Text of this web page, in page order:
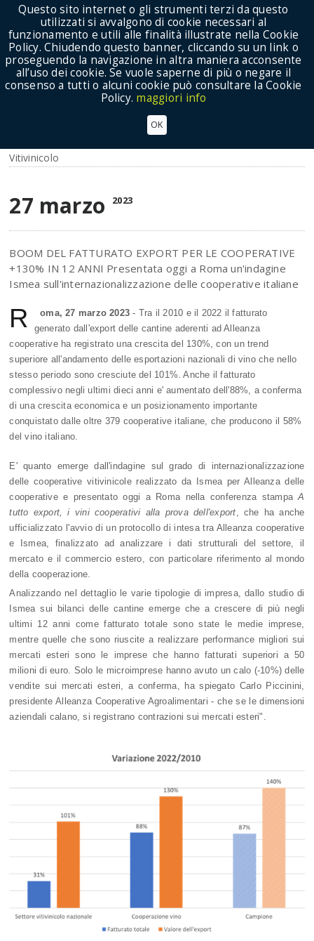
Show Menu
Vitivinicolo
27 marzo 2023
BOOM DEL FATTURATO EXPORT PER LE COOPERATIVE
+130% IN 12 ANNI Presentata oggi a Roma un'indagine
Ismea sull'internazionalizzazione delle cooperative italiane
R oma, 27 marzo 2023 - Tra il 2010 e il 2022 il fatturato
generato dall'export delle cantine aderenti ad Alleanza
cooperative ha registrato una crescita del 130%, con un trend
superiore all'andamento delle esportazioni nazionali di vino che nello
stesso periodo sono cresciute del 101%. Anche il fatturato
complessivo negli ultimi dieci anni e' aumentato dell'88%, a conferma
di una crescita economica e un posizionamento importante
conquistato dalle oltre 379 cooperative italiane, che producono il 58%
del vino italiano.
E' quanto emerge dall'indagine sul grado di internazionalizzazione
delle cooperative vitivinicole realizzato da Ismea per Alleanza delle
cooperative e presentato oggi a Roma nella conferenza stampaA
tutto export, i vini cooperativi alla prova dell'export, che ha anche
ufficializzato l'avvio di un protocollo di intesa tra Alleanza cooperative
e Ismea, finalizzato ad analizzare i dati strutturali del settore, il
mercato e il commercio estero, con particolare riferimento al mondo
della cooperazione.
Analizzando nel dettaglio le varie tipologie di impresa, dallo studio di
Ismea sui bilanci delle cantine emerge che a crescere di più negli
ultimi 12 anni come fatturato totale sono state le medie imprese,
mentre quelle che sono riuscite a realizzare performance migliori sui
mercati esteri sono le imprese che hanno fatturati superiori a 50
milioni di euro. Solo le microimprese hanno avuto un calo (-10%) delle
vendite sui mercati esteri, a conferma, ha spiegato Carlo Piccinini,
presidente Alleanza Cooperative Agroalimentari - che se le dimensioni
aziendali calano, si registrano contrazioni sui mercati esteri".
Questo sito internet o gli strumenti terzi da questo
utilizzati si avvalgono di cookie necessari al
funzionamento e utili alle finalità illustrate nella Cookie
Policy. Chiudendo questo banner, cliccando su un link o
proseguendo la navigazione in altra maniera acconsente
all’uso dei cookie. Se vuole saperne di più o negare il
consenso a tutti o alcuni cookie può consultare la Cookie
Policy. maggiori info
OK